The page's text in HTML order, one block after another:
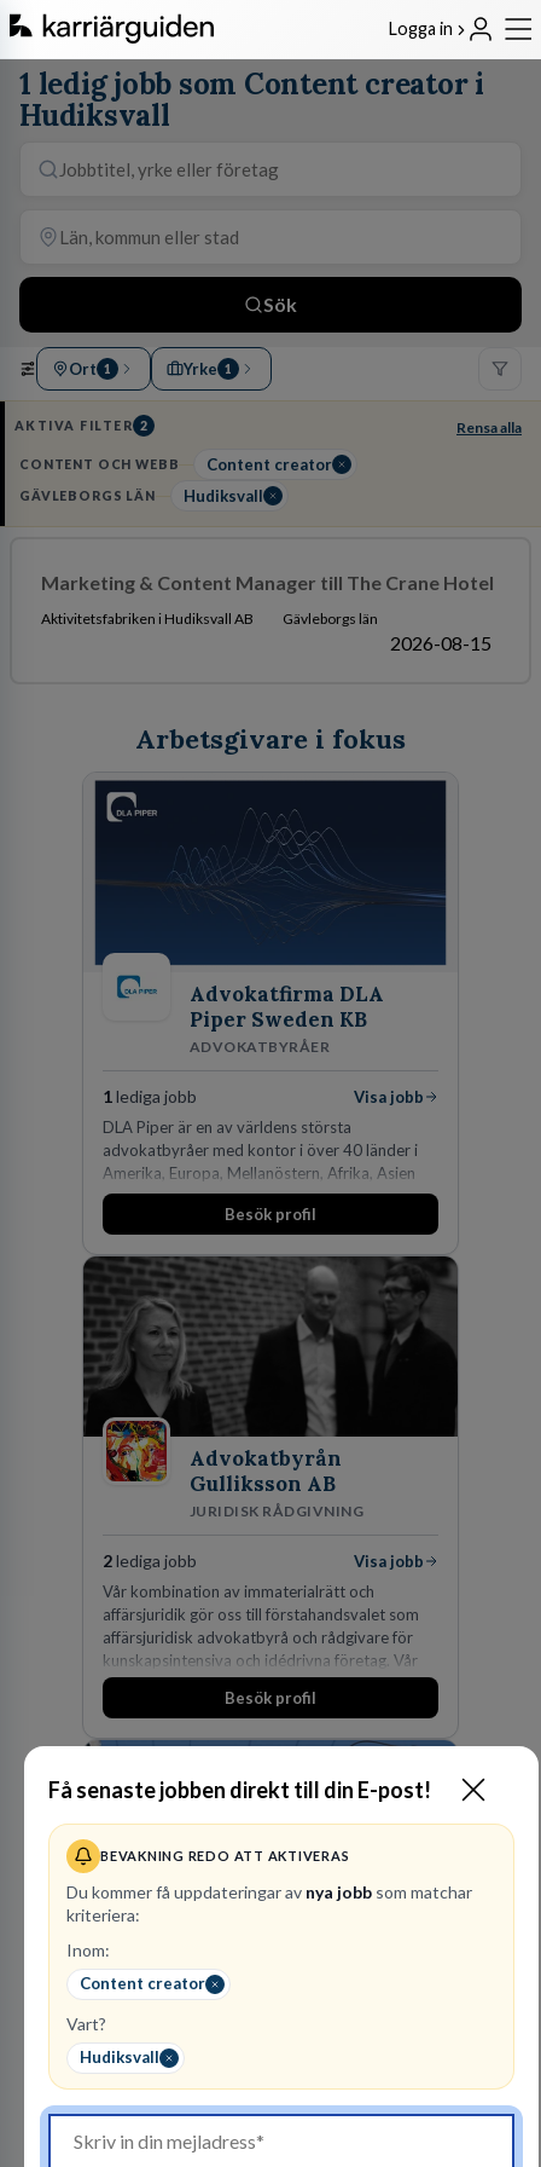
Logga in
Få senaste jobben direkt till din E-post!
BEVAKNING REDO ATT AKTIVERAS
Du kommer få uppdateringar av nya jobb som matchar
kriteriera:
Inom:
Content creator
Vart?
Hudiksvall
1 ledig jobb som Content creator i
Hudiksvall
Sök
Ort 1 Yrke 1
AKTIVA FILTER 2 Rensa alla
CONTENT OCH WEBB Content creator
GÄVLEBORGS LÄN Hudiksvall
Marketing & Content Manager till The Crane Hotel
Aktivitetsfabriken i Hudiksvall AB Gävleborgs län
2026-08-15
Arbetsgivare i fokus
Advokatfirma DLA
Piper Sweden KB
ADVOKATBYRÅER
1lediga jobb
Visa jobb
DLA Piper är en av världens största
advokatbyråer med kontor i över 40 länder i
Amerika, Europa, Mellanöstern, Afrika, Asien
och Oceanien. Vi är specialister inom
affärsjuridikens alla områden och vi har några
fler än 450 jurister på fem kontor i Stockholm,
Köpenhamn, Århus, Oslo och Helsingfors kan vi
på DLA Piper erbjuda våra klienter en unik,
effektiv och gränsöverskridande nordisk
expertis. På vårt kontor i centrala Stockholm är
vi idag drygt 240 medarbetare.
Besök profil
Advokatbyrån
Gulliksson AB
JURIDISK RÅDGIVNING
2lediga jobb
Visa jobb
Vår kombination av immaterialrätt och
affärsjuridik gör oss till förstahandsvalet som
affärsjuridisk advokatbyrå och rådgivare för
kunskapsintensiva och idédrivna företag. Vår
expertis inom IP-tillgångar har gett oss en
marknadsledande position. Våra klienter väljer
skydda, utveckla och kommersialisera
Besök profil
ENERGI
305
Hos oss på Vattenfall får du möjlighet att ta
stegen som driver dig och utvecklingen framåt.
En av våra främsta utmaningar är att hitta nya,
en hållbar framtid. För att lyckas behöver vi bli